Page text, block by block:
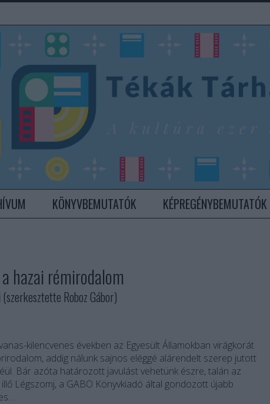
KÖNYVBEMUTATÓK KÉPREGÉNYBEMUTATÓK
hazai rémirodalom
Roboz Gábor)
kilencvenes években az Egyesült Államokban virágkorát
addig nálunk sajnos eléggé alárendelt szerep jutott
Bár azóta határozott javulást vehetünk észre, talán az
Légszomj, a GABO Könyvkiadó által gondozott újabb